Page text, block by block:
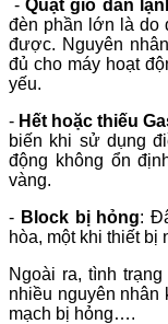
-Quạt gió dàn
đèn phần lớn là do
được. Nguyên
đủ cho máy hoạt
yếu.
- Hết hoặc thiếu
biến khi sử dụng
động không ổn
vàng.
- Block bị hỏng:
hòa, một khi thiết bị
Ngoài ra, tình
nhiều nguyên nhân
mạch bị hỏng….